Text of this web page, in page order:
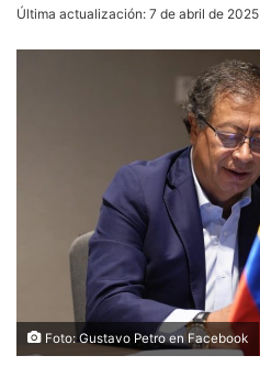
Última actualización: 7 de abril de 2025
Foto: Gustavo Petro en Facebook